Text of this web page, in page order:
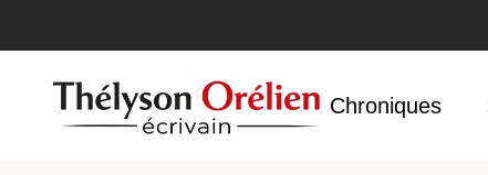
Accueil Chroniques